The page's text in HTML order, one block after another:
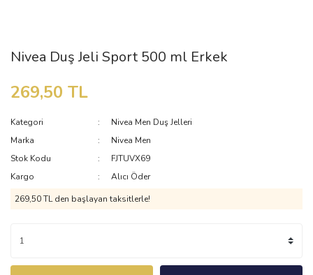
Nivea Duş Jeli Sport 500 ml Erkek
269,50 TL
Kategori
Nivea Men Duş Jelleri
Marka
Nivea Men
Stok Kodu
FJTUVX69
Kargo
Alıcı Öder
269,50 TL den başlayan taksitlerle!